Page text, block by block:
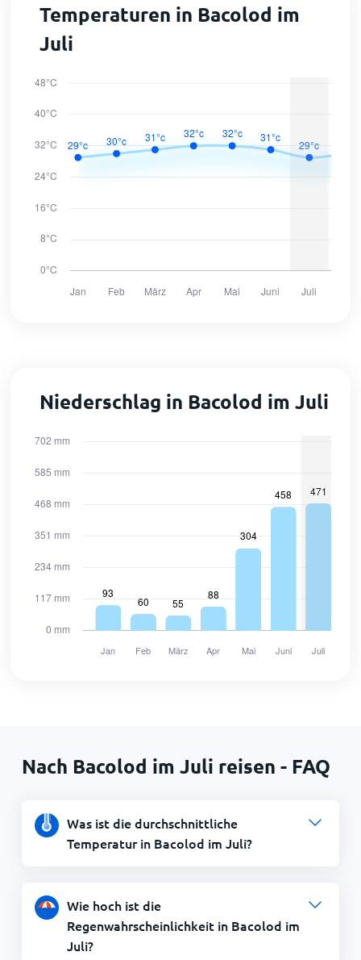
Temperaturen in Bacolod im
Juli
Niederschlag in Bacolod im Juli
Nach Bacolod im Juli reisen - FAQ
Was ist die durchschnittliche
Temperatur in Bacolod im Juli?
Wie hoch ist die
Regenwahrscheinlichkeit in Bacolod im
Juli?